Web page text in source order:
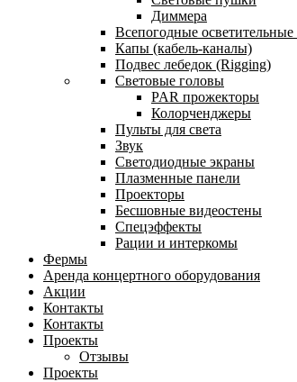
Диммера
Всепогодные
Капы (кабель-каналы)
Подвес лебедок (Rigging)
Световые головы
PAR прожекторы
Колорченджеры
Пульты для света
Звук
Светодиодные экраны
Плазменные панели
Проекторы
Бесшовные видеостены
Спецэффекты
Рации и интеркомы
Фермы
Аренда концертного оборудования
Акции
Контакты
Контакты
Проекты
Отзывы
Проекты